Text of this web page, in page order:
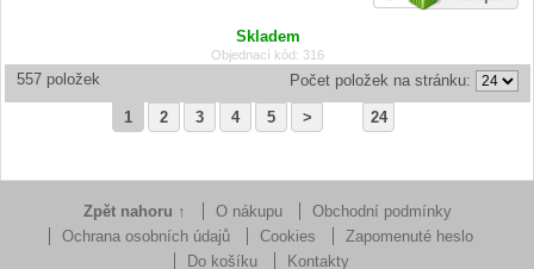
Skladem
Objednací kód: 316
557 položek Počet položek na stránku:
1 2 3 4 5 > 24
Zpět nahoru ↑ O nákupu
Obchodní podmínky
Ochrana osobních údajů
Cookies
Zapomenuté heslo
Do košíku
Kontakty